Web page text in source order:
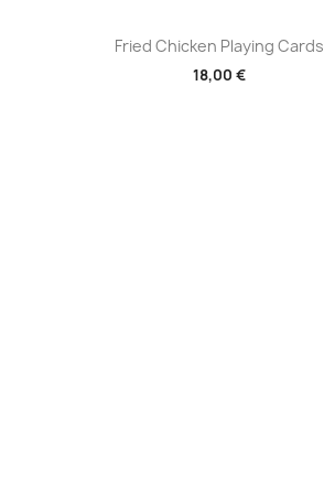
Aperçu rapide
Fried Chicken Playing Cards
18,00 €